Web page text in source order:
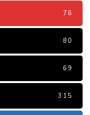
76
80
69
315